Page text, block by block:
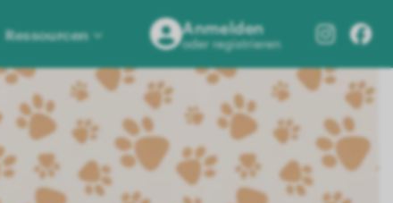
Ressourcen Anmelden
oder registrieren